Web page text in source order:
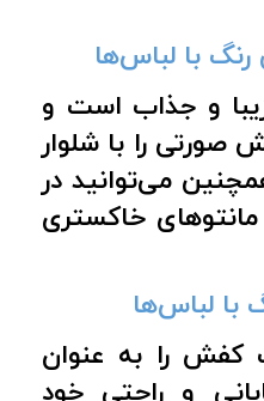
با لباس‌ها
و جذاب است و
صورتی را با شلوار
می‌توانید در
خاکستری
لباس‌ها
کفش را به عنوان
و راحتی خود